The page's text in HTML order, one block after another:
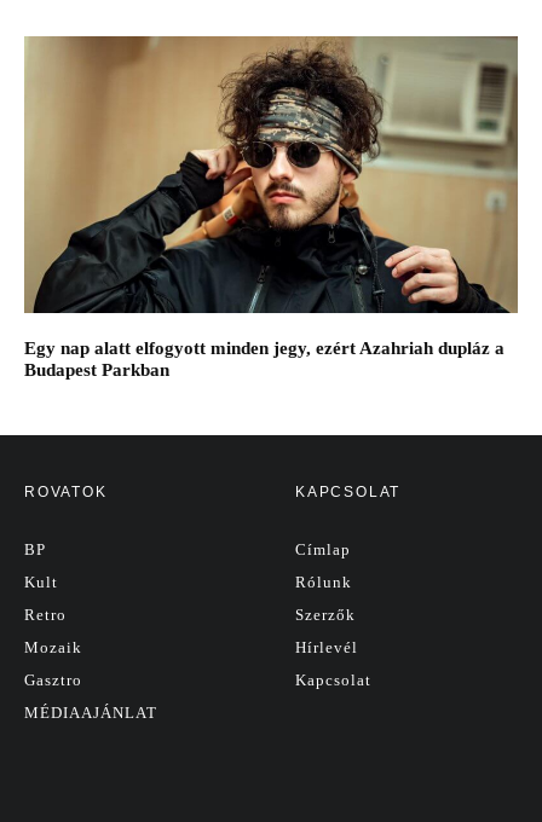
Egy nap alatt elfogyott minden jegy, ezért Azahriah dupláz a
Budapest Parkban
ROVATOK
BP
Kult
Retro
Mozaik
Gasztro
MÉDIAAJÁNLAT
KAPCSOLAT
Címlap
Rólunk
Szerzők
Hírlevél
Kapcsolat